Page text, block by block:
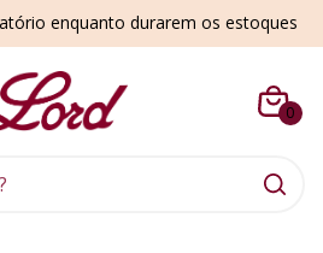
enquanto durarem os estoques
0